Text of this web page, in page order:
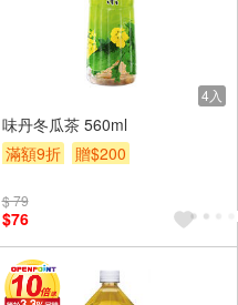
4入
味丹冬瓜茶 560ml
滿額9折
贈$200
$ 79
$76